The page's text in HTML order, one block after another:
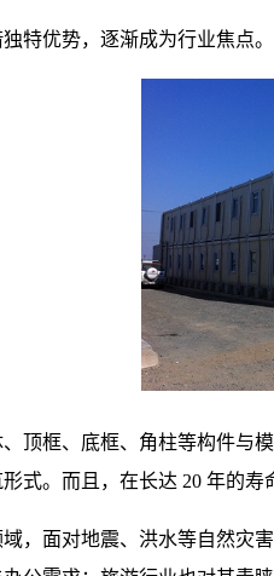
特优势，逐渐成为行业焦点
顶框、底框、角柱等构件与
式。而且，在长达 20 年的
，面对地震、洪水等自然